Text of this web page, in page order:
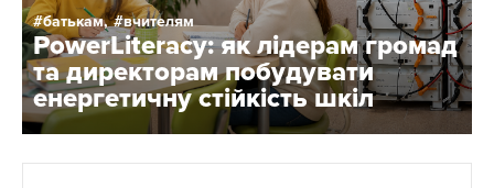
батькам, вчителям
PowerLiteracy: як лідерам громад
та директорам побудувати
енергетичну стійкість шкіл